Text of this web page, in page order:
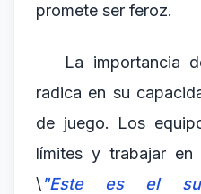
promete ser feroz.
La importancia
radica en su
de juego. Los
límites y trabajar en
\"Este es el